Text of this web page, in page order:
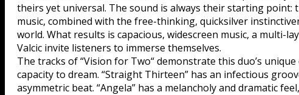
theirs yet universal. The sound is always their starting point:
music, combined with the free-thinking, quicksilver
world. What results is capacious, widescreen music, a multi-
Valcic invite listeners to immerse themselves.
The tracks of “Vision for Two“ demonstrate this duo’s
capacity to dream. “Straight Thirteen” has an infectious
asymmetric beat. “Angela” has a melancholy and dramatic